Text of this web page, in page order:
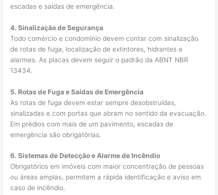
escadas e saídas de emergência.
4. Sinalização de Segurança
Todo comércio e condomínio devem contar com sinalização
de rotas de fuga, localização de extintores, hidrantes e
alarmes. As placas devem seguir o padrão da ABNT NBR
13434.
5. Rotas de Fuga e Saídas de Emergência
As rotas de fuga devem estar sempre desobstruídas,
sinalizadas e com portas que abram no sentido da evacuação.
Em prédios com mais de um pavimento, escadas de
emergência são obrigatórias.
6. Sistemas de Detecção e Alarme de Incêndio
Obrigatórios em imóveis com maior concentração de pessoas
ou áreas amplas, permitem a rápida identificação e aviso em
caso de incêndio.